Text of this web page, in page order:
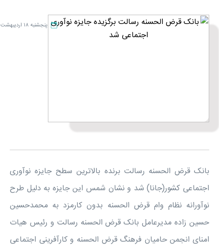
پنجشنبه ۱۸ اردیبهشت
بانک قرض الحسنه رسالت برنده بالاترین سطح جایزه نوآوری
اجتماعی کشور(جانا) شد و نشان شمس این جایزه به دلیل طرح
نوآورانه نظام وام قرض الحسنه بدون کارمزد به محمدحسین
حسین زاده مدیرعامل بانک قرض الحسنه رسالت و رئیس هیات
امنای انجمن حامیان فرهنگ قرض الحسنه و کارآفرینی اجتماعی